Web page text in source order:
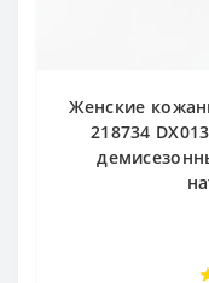
Женские
218734